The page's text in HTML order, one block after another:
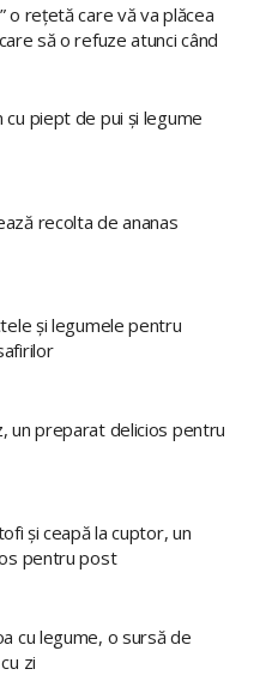
o rețetă care vă va plăcea
să o refuze atunci când
cu piept de pui și legume
recolta de ananas
și legumele pentru
un preparat delicios pentru
și ceapă la cuptor, un
pentru post
cu legume, o sursă de
zi